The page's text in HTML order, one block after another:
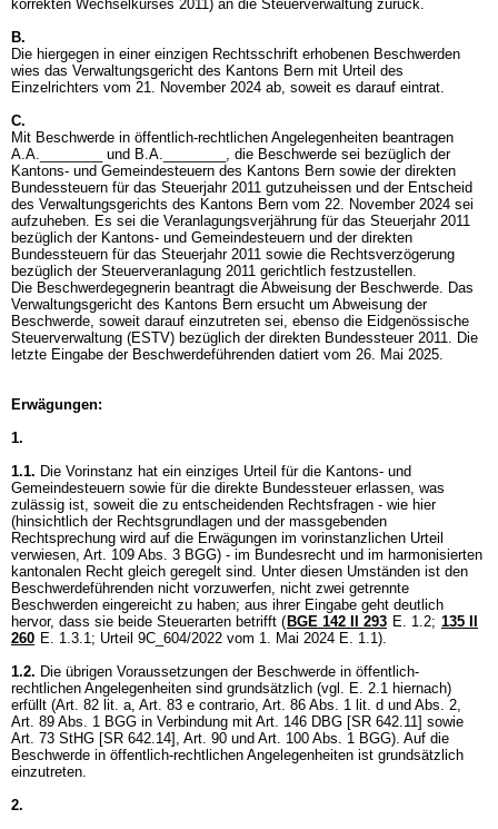
korrekten Wechselkurses 2011) an die Steuerverwaltung zurück.
B.
Die hiergegen in einer einzigen Rechtsschrift erhobenen Beschwerden
wies das Verwaltungsgericht des Kantons Bern mit Urteil des
Einzelrichters vom 21. November 2024 ab, soweit es darauf eintrat.
C.
Mit Beschwerde in öffentlich-rechtlichen Angelegenheiten beantragen
A.A.________ und B.A.________, die Beschwerde sei bezüglich der
Kantons- und Gemeindesteuern des Kantons Bern sowie der direkten
Bundessteuern für das Steuerjahr 2011 gutzuheissen und der Entscheid
des Verwaltungsgerichts des Kantons Bern vom 22. November 2024 sei
aufzuheben. Es sei die Veranlagungsverjährung für das Steuerjahr 2011
bezüglich der Kantons- und Gemeindesteuern und der direkten
Bundessteuern für das Steuerjahr 2011 sowie die Rechtsverzögerung
bezüglich der Steuerveranlagung 2011 gerichtlich festzustellen.
Die Beschwerdegegnerin beantragt die Abweisung der Beschwerde. Das
Verwaltungsgericht des Kantons Bern ersucht um Abweisung der
Beschwerde, soweit darauf einzutreten sei, ebenso die Eidgenössische
Steuerverwaltung (ESTV) bezüglich der direkten Bundessteuer 2011. Die
letzte Eingabe der Beschwerdeführenden datiert vom 26. Mai 2025.
Erwägungen:
1.
1.1. Die Vorinstanz hat ein einziges Urteil für die Kantons- und
Gemeindesteuern sowie für die direkte Bundessteuer erlassen, was
zulässig ist, soweit die zu entscheidenden Rechtsfragen - wie hier
(hinsichtlich der Rechtsgrundlagen und der massgebenden
Rechtsprechung wird auf die Erwägungen im vorinstanzlichen Urteil
verwiesen, Art. 109 Abs. 3 BGG) - im Bundesrecht und im harmonisierten
kantonalen Recht gleich geregelt sind. Unter diesen Umständen ist den
Beschwerdeführenden nicht vorzuwerfen, nicht zwei getrennte
Beschwerden eingereicht zu haben; aus ihrer Eingabe geht deutlich
hervor, dass sie beide Steuerarten betrifft ( BGE 142 II 293 E. 1.2; 135 II
260 E. 1.3.1; Urteil 9C_604/2022 vom 1. Mai 2024 E. 1.1).
1.2. Die übrigen Voraussetzungen der Beschwerde in öffentlich-
rechtlichen Angelegenheiten sind grundsätzlich (vgl. E. 2.1 hiernach)
erfüllt (Art. 82 lit. a, Art. 83 e contrario, Art. 86 Abs. 1 lit. d und Abs. 2,
Art. 89 Abs. 1 BGG in Verbindung mit Art. 146 DBG [SR 642.11] sowie
Art. 73 StHG [SR 642.14], Art. 90 und Art. 100 Abs. 1 BGG). Auf die
Beschwerde in öffentlich-rechtlichen Angelegenheiten ist grundsätzlich
einzutreten.
2.